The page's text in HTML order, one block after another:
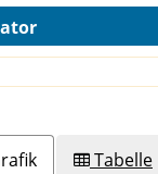
Tabelle